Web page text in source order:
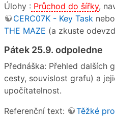
Úlohy : Průchod do šířky,
CERC07K - Key Task nebo
THE MAZE (a zkuste
Pátek 25.9. odpoledne
Přednáška: Přehled dalších
cesty, souvislost grafu) a
upočítatelnost.
Referenční text:
Těžké